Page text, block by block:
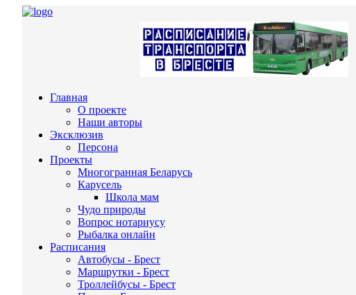
Главная
О проекте
Наши авторы
Эксклюзив
Персона
Проекты
Многогранная Беларусь
Карусель
Школа мам
Чудо природы
Вопрос нотариусу
Рыбалка онлайн
Расписания
Автобусы - Брест
Маршрутки - Брест
Троллейбусы - Брест